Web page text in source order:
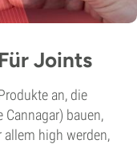
Joints
an, die
bauen,
high werden,